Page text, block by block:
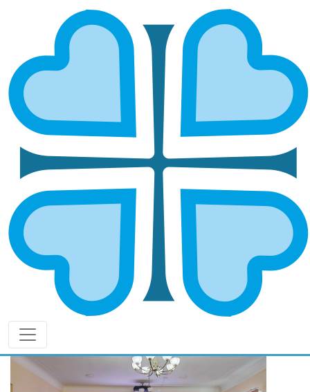
САРАТОВСКАЯ
ГЛАВНАЯ МИТРОПОЛИИ САРАТОВСКАЯ
Балаковская и
Балашовская и
Покровская и
Новоузенская
Саратовская и
Вольская
Еще новости по теме